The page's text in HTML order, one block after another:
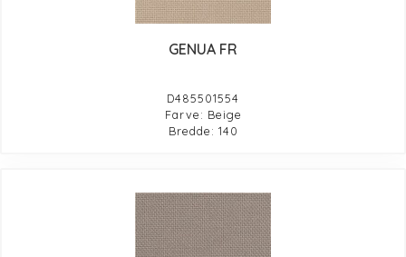
GENUA FR
D485501554
Farve: Beige
Bredde: 140